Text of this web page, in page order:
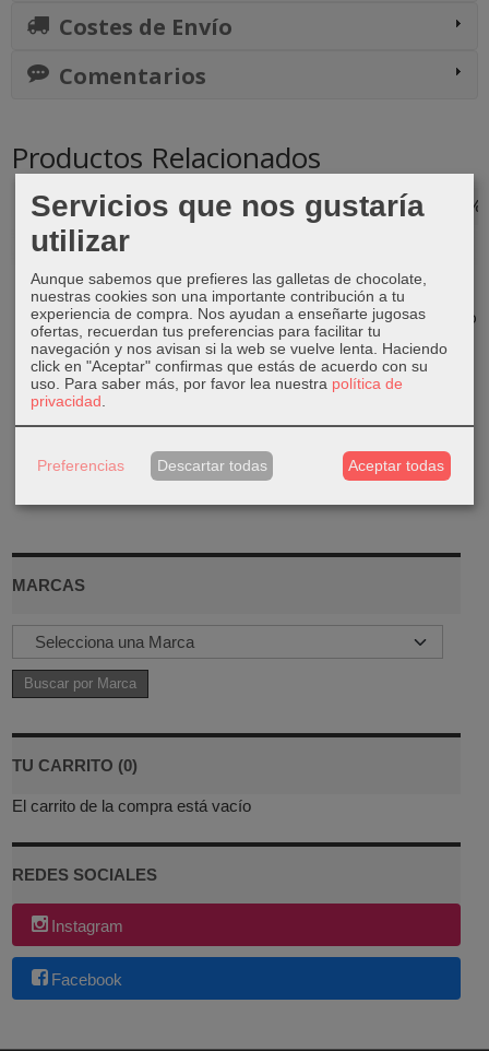
MARCAS
TU CARRITO (0)
El carrito de la compra está vacío
REDES SOCIALES
Instagram
Facebook
Costes de Envío
Comentarios
Productos Relacionados
-50 %
Portavela
metal acero
dorado
18,50 €
36,99 €
-20 %
Estanteria
hoxton
88,79 €
110,99 €
-50 %
Alfombra
algodón flecos
blanco
30,00 €
59,99 €
-50 %
Lámpara
geométrico
10,00 €
19,99 €
Servicios que nos gustaría
utilizar
Aunque sabemos que prefieres las galletas de chocolate,
nuestras cookies son una importante contribución a tu
experiencia de compra. Nos ayudan a enseñarte jugosas
ofertas, recuerdan tus preferencias para facilitar tu
navegación y nos avisan si la web se vuelve lenta. Haciendo
click en "Aceptar" confirmas que estás de acuerdo con su
uso. Para saber más, por favor lea nuestra política de
privacidad
Preferencias Descartar todas Aceptar todas